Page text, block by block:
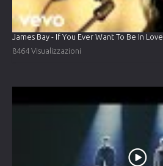
James Bay - If You Ever Want To Be In Love
8464 Visualizzazioni